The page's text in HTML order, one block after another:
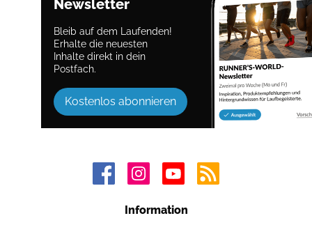
Newsletter
Bleib auf dem Laufenden!
Erhalte die neuesten
Inhalte direkt in dein
Postfach.
Kostenlos abonnieren
Information